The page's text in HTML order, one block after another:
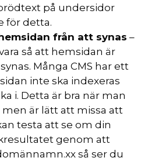
på undersidor
för detta.
från att synas –
så att hemsidan är
Många CMS har ett
inte ska indexeras
i. Detta är bra när man
är lätt att missa att
testa att se om din
genom att
så ser du